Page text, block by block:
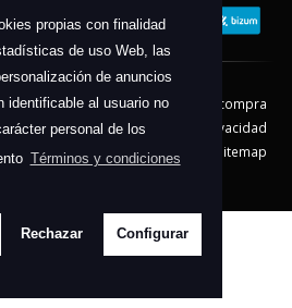
propias con finalidad
de uso Web, las
de anuncios
identificable al usuario no
personal de los
Términos y condiciones
Rechazar Configurar
Aviso Legal
Condiciones de compra
de devolución
Política de Privacidad
Política de Cookies
Sitemap